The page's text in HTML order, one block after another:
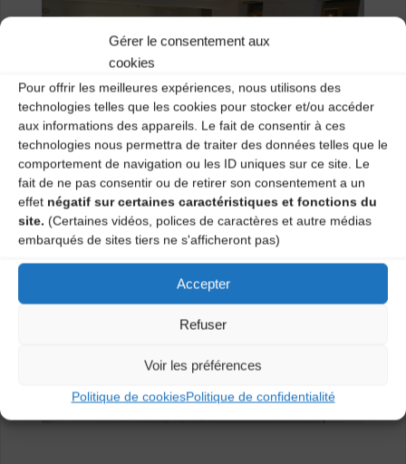
Gérer le consentement aux
cookies
Pour offrir les meilleures expériences, nous utilisons des
technologies telles que les cookies pour stocker et/ou accéder
aux informations des appareils. Le fait de consentir à ces
technologies nous permettra de traiter des données telles que le
comportement de navigation ou les ID uniques sur ce site. Le
fait de ne pas consentir ou de retirer son consentement a un
effet négatif sur certaines caractéristiques et fonctions du
site. (Certaines vidéos, polices de caractères et autre médias
embarqués de sites tiers ne s'afficheront pas)
Accepter
Refuser
Voir les préférences
Politique de cookiesPolitique de confidentialité